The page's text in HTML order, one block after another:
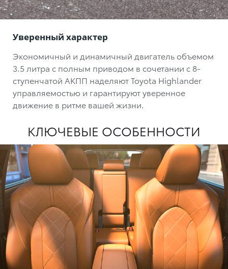
Уверенный характер
Экономичный и динамичный двигатель объемом
3.5 литра с полным приводом в сочетании с 8-
ступенчатой АКПП наделяют Toyota Highlander
управляемостью и гарантируют уверенное
движение в ритме вашей жизни.
КЛЮЧЕВЫЕ ОСОБЕННОСТИ